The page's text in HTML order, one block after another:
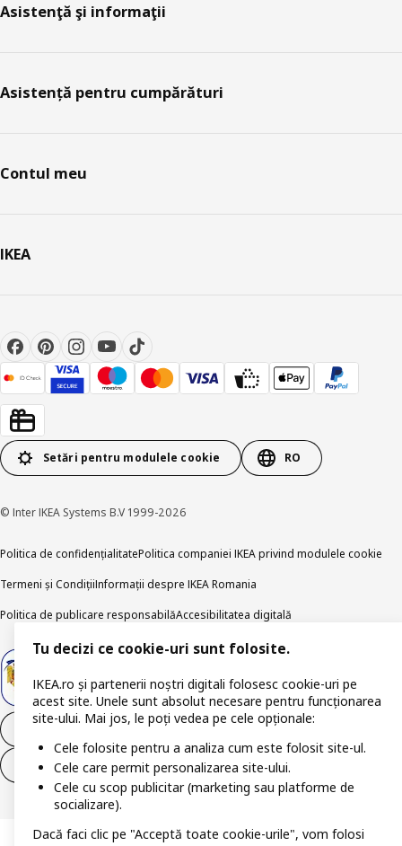
Asistenţă şi informaţii
Asistență pentru cumpărături
Contul meu
IKEA
Setări pentru modulele cookie RO
© Inter IKEA Systems B.V 1999-2026
Politica de confidențialitatePolitica companiei IKEA privind modulele cookie
Termeni și CondițiiInformații despre IKEA Romania
Politica de publicare responsabilăAccesibilitatea digitală
Retrage-te din contract
Retrage-te din contract (servicii)
Tu decizi ce cookie-uri sunt folosite.
IKEA.ro și partenerii noștri digitali folosesc cookie-uri pe
acest site. Unele sunt absolut necesare pentru funcționarea
site-ului. Mai jos, le poți vedea pe cele opționale:
Cele folosite pentru a analiza cum este folosit site-ul.
Cele care permit personalizarea site-ului.
Cele cu scop publicitar (marketing sau platforme de
socializare).
Dacă faci clic pe "Acceptă toate cookie-urile", vom folosi